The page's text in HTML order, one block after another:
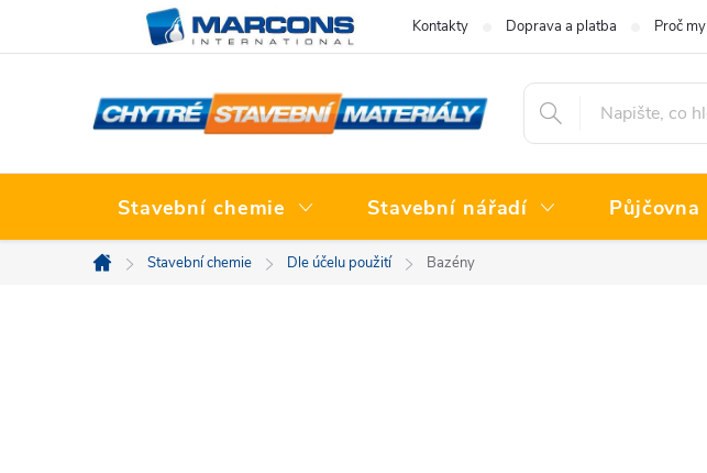
Kontakty Doprava a platba Proč my
Stavební chemie Stavební nářadí Půjčovna
Domů
Stavební chemie Dle účelu použití Bazény